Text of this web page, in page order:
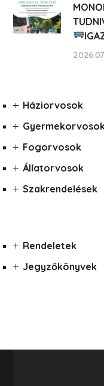
Háziorvosok
Fogorvosok
Állatorvosok
Szakrendelések
Rendeletek
Jegyzőkönyvek